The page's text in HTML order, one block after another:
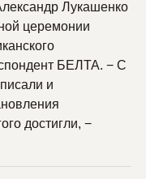
Лукашенко
церемонии
БЕЛТА. − С
и
достигли, −